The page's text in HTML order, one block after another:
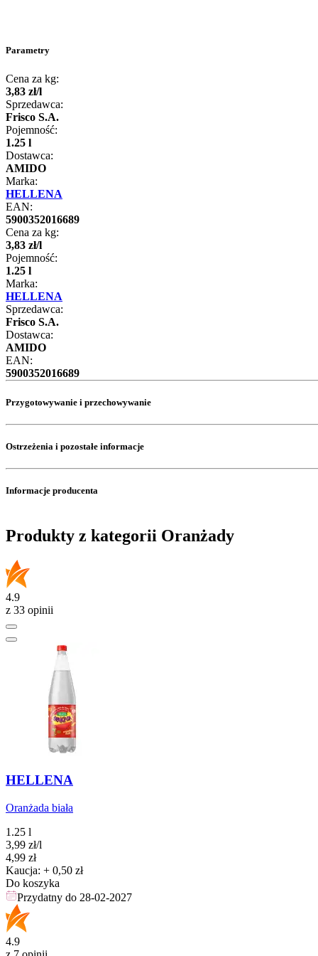
Parametry
Cena za kg:
3,83 zł/l
Sprzedawca:
Frisco S.A.
Pojemność:
1.25 l
Dostawca:
AMIDO
Marka:
HELLENA
EAN:
5900352016689
Cena za kg:
3,83 zł/l
Pojemność:
1.25 l
Marka:
HELLENA
Sprzedawca:
Frisco S.A.
Dostawca:
AMIDO
EAN:
5900352016689
Przygotowywanie i przechowywanie
Ostrzeżenia i pozostałe informacje
Informacje producenta
Produkty z kategorii Oranżady
4.9
z 33 opinii
HELLENA
Oranżada biała
1.25 l
3,99 zł/l
Cena
4,99 zł
Kaucja: + 0,50 zł
Do koszyka
Przydatny do 28-02-2027
4.9